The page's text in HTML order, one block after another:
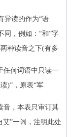
异读的作为“语
同，例如：“和”字
种读音之下(有多
任何词语中只读一
)”，原表“军
音，本表只审订其
艾”一词，注明此处